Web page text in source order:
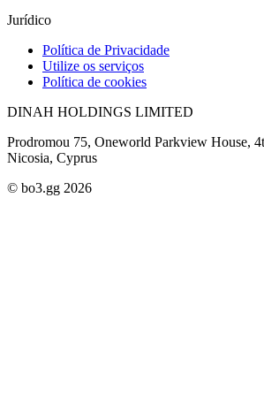
Jurídico
Política de Privacidade
Utilize os serviços
Política de cookies
DINAH HOLDINGS LIMITED
Prodromou 75, Oneworld Parkview House,
Nicosia, Cyprus
© bo3.gg 2026